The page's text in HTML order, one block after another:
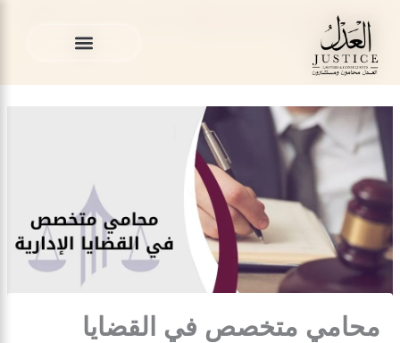
المحتوى
المدونة القانونية
الإدارية في قطر
محامي متخصص في القضايا